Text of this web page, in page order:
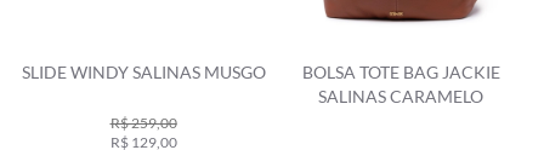
SLIDE WINDY SALINAS MUSGO
R$ 259,00
R$ 129,00
BOLSA TOTE BAG JACKIE
SALINAS CARAMELO